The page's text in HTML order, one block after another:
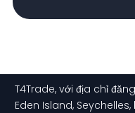
T4Trade, với địa chỉ
Eden Island,